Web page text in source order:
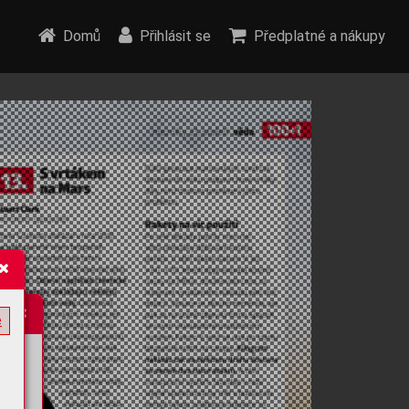
Domů Přihlásit se Předplatné a nákupy